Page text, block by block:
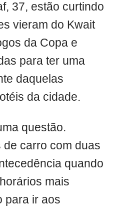
37, estão curtindo
vieram do Kwait
da Copa e
para ter uma
daquelas
da cidade.
questão.
carro com duas
quando
mais
para ir aos